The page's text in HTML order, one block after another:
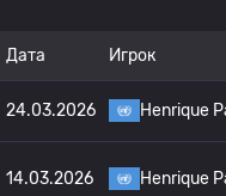
Дата Игрок
24.03.2026 Henrique
14.03.2026 Henrique